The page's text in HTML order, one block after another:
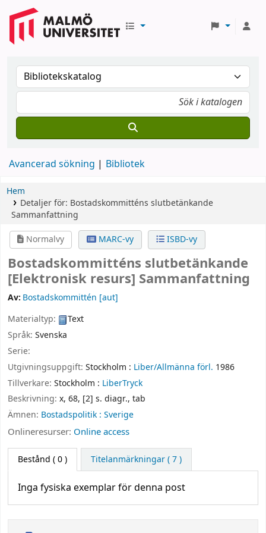
Avancerad sökning Bibliotek
Hem
Detaljer för: Bostadskommitténs slutbetänkande
Sammanfattning
Normalvy
MARC-vy ISBD-vy
Bostadskommitténs slutbetänkande
[Elektronisk resurs] Sammanfattning
Av: Bostadskommittén [aut]
Materialtyp:
Text
Språk: Svenska
Serie:
Utgivningsuppgift: Stockholm : Liber/Allmänna förl. 1986
Tillverkare: Stockholm : LiberTryck
Beskrivning: x, 68, [2] s. diagr., tab
Ämnen: Bostadspolitik : Sverige
Onlineresurser: Online access
Bestånd ( 0 ) Titelanmärkningar ( 7 )
Inga fysiska exemplar för denna post